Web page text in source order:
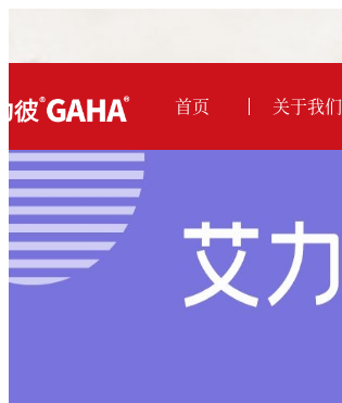
首页 关于我们